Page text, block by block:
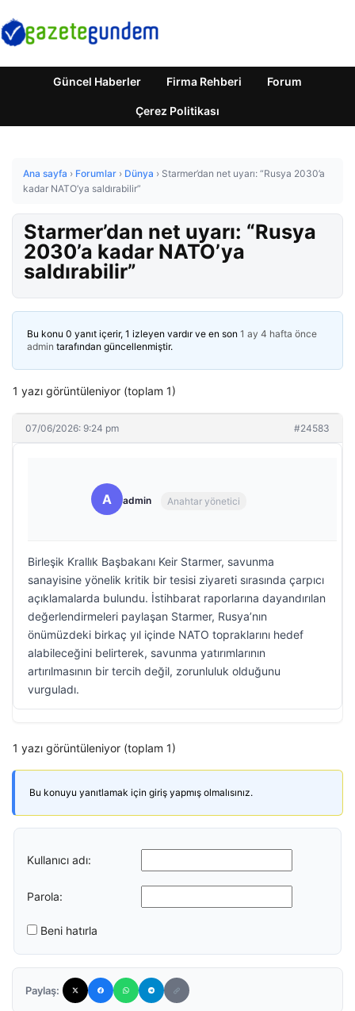
Güncel Haberler Firma Rehberi Forum
Çerez Politikası
Ana sayfa › Forumlar › Dünya › Starmer’dan net uyarı: “Rusya 2030’a
kadar NATO’ya saldırabilir”
Starmer’dan net uyarı: “Rusya
2030’a kadar NATO’ya
saldırabilir”
Bu konu 0 yanıt içerir, 1 izleyen vardır ve en son 1 ay 4 hafta önce
admin tarafından güncellenmiştir.
1 yazı görüntüleniyor (toplam 1)
07/06/2026: 9:24 pm #24583
A admin Anahtar yönetici
Birleşik Krallık Başbakanı Keir Starmer, savunma
sanayisine yönelik kritik bir tesisi ziyareti sırasında çarpıcı
açıklamalarda bulundu. İstihbarat raporlarına dayandırılan
değerlendirmeleri paylaşan Starmer, Rusya’nın
önümüzdeki birkaç yıl içinde NATO topraklarını hedef
alabileceğini belirterek, savunma yatırımlarının
artırılmasının bir tercih değil, zorunluluk olduğunu
vurguladı.
1 yazı görüntüleniyor (toplam 1)
Bu konuyu yanıtlamak için giriş yapmış olmalısınız.
Kullanıcı adı:
Parola:
Beni hatırla
Paylaş: